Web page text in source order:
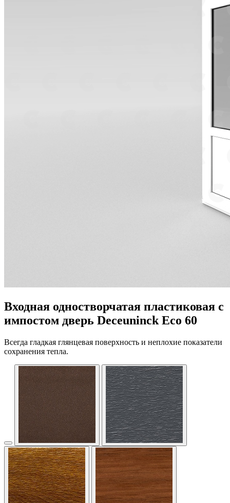
Входная одностворчатая пластиковая с
импостом дверь Deceuninck Eco 60
Всегда гладкая глянцевая поверхность и неплохие показатели
сохранения тепла.